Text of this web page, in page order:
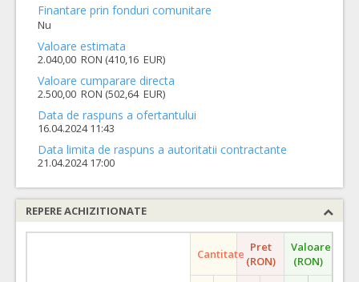
Finantare prin fonduri comunitare
Nu
Valoare estimata
2.040,00 RON (410,16 EUR)
Valoare cumparare directa
2.500,00 RON (502,64 EUR)
Data de raspuns a ofertantului
16.04.2024 11:43
Data limita de raspuns a autoritatii contractante
21.04.2024 17:00
REPERE ACHIZITIONATE
Cantitate Pret
(RON)
Valoare
(RON)